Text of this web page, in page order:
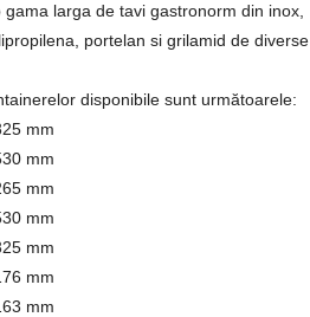
larga de tavi gastronorm din inox,
portelan si grilamid de diverse
disponibile sunt următoarele:
mm
mm
mm
mm
mm
mm
mm